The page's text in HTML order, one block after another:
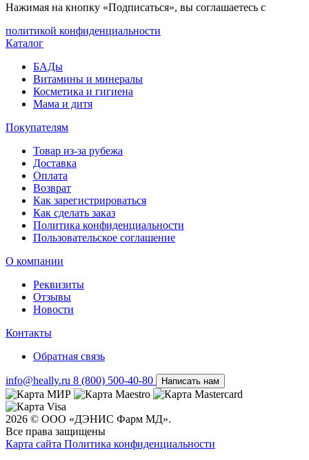
Нажимая на кнопку «Подписаться», вы соглашаетесь с
политикой конфиденциальности
Каталог
БАДы
Витамины и минералы
Косметика и гигиена
Мама и дитя
Покупателям
Товар из-за рубежа
Доставка
Оплата
Возврат
Как зарегистрироваться
Как сделать заказ
Политика конфиденциальности
Пользовательское соглашение
О компании
Реквизиты
Отзывы
Новости
Контакты
Обратная связь
info@heally.ru 8 (800) 500-40-80 Написать нам
2026 © ООО «ДЭНИС Фарм МД».
Все права защищены
Карта сайта Политика конфиден­циальности